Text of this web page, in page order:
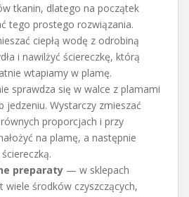
tkanin, dlatego na początek
tego prostego rozwiązania.
ciepłą wodę z odrobiną
i nawilżyć ściereczkę, którą
wtapiamy w plamę.
sprawdza się w walce z plamami
jedzeniu. Wystarczy zmieszać
proporcjach i przy
na plamę, a następnie
preparaty — w sklepach
wiele środków czyszczących,